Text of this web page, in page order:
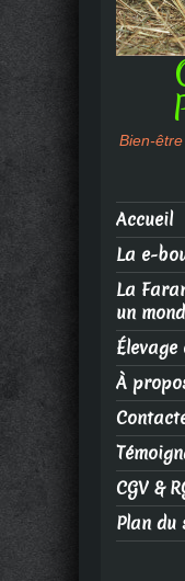
Bien-
Accueil
La e-
La
un
À
CGV &
Plan du